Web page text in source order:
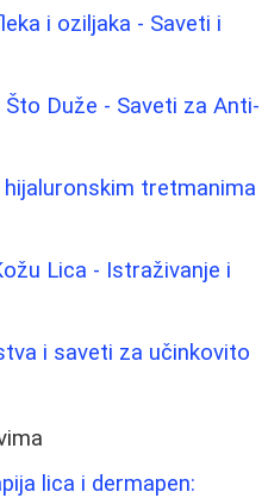
i oziljaka - Saveti i
Duže - Saveti za Anti-
tretmanima
Lica - Istraživanje i
i saveti za učinkovito
lica i dermapen: